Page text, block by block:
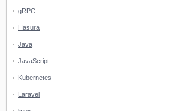
gRPC
Hasura
Java
JavaScript
Kubernetes
Laravel